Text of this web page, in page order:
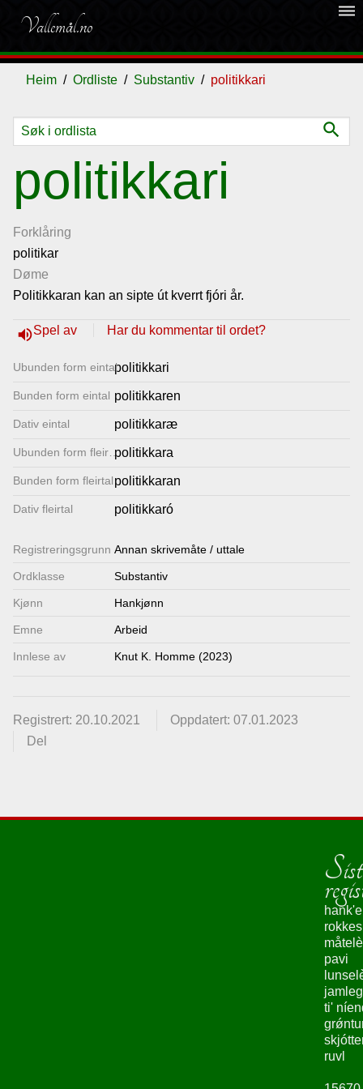
Vallemål.no
dehaze
Heim Ordliste Substantiv politikkari
search
politikkari
Forklåring
politikar
Døme
Politikkaran kan an sipte út kverrt fjóri år.
volume_upSpel av Har du kommentar til ordet?
Ubunden form eintalpolitikkari
Bunden form eintal politikkaren
Dativ eintal politikkaræ
Ubunden form fleirtal
politikkara
Bunden form fleirtalpolitikkaran
Dativ fleirtal politikkaró
Registrerings­grunn Annan skrivemåte / uttale
Ordklasse Substantiv
Kjønn Hankjønn
Emne Arbeid
Innlese av Knut K. Homme (2023)
Registrert: 20.10.2021
Oppdatert: 07.01.2023
Del
Ordliste
Om
vallemålet
Gjestebok
Nyhende
Lenkjer
oss
hank'e
pavi
ti'
ruvl